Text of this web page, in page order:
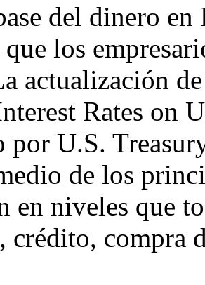
del dinero
que los
actualización
Rates on
por U.S.
de los
en niveles que
crédito, compra